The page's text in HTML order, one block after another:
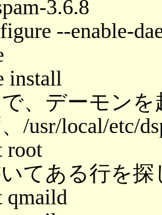
3.6.8
--enable-
install
、デーモン
/usr/local/etc/
root
てある行を
qmaild